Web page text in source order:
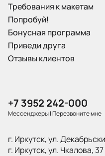
Требования к макетам
Попробуй!
Бонусная программа
Приведи друга
Отзывы клиентов
+7 3952 242-000
Мессенджеры|Перезвоните мне
г. Иркутск, ул.
г. Иркутск, ул. Чкалова, 37